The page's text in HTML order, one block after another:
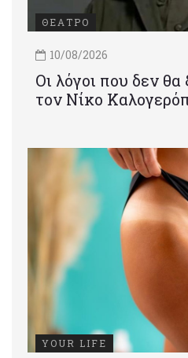
ΘΕΑΤΡΟ
10/08/2026
Οι λόγοι που δεν
τον Νίκο
YOUR LIFE